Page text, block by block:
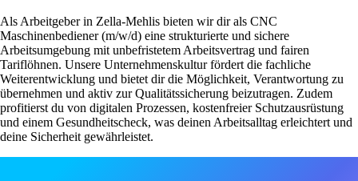
Als Arbeitgeber in Zella-Mehlis bieten wir dir als CNC
Maschinenbediener (m/w/d) eine strukturierte und sichere
Arbeitsumgebung mit unbefristetem Arbeitsvertrag und fairen
Tariflöhnen. Unsere Unternehmenskultur fördert die fachliche
Weiterentwicklung und bietet dir die Möglichkeit, Verantwortung zu
übernehmen und aktiv zur Qualitätssicherung beizutragen. Zudem
profitierst du von digitalen Prozessen, kostenfreier Schutzausrüstung
und einem Gesundheitscheck, was deinen Arbeitsalltag erleichtert und
deine Sicherheit gewährleistet.